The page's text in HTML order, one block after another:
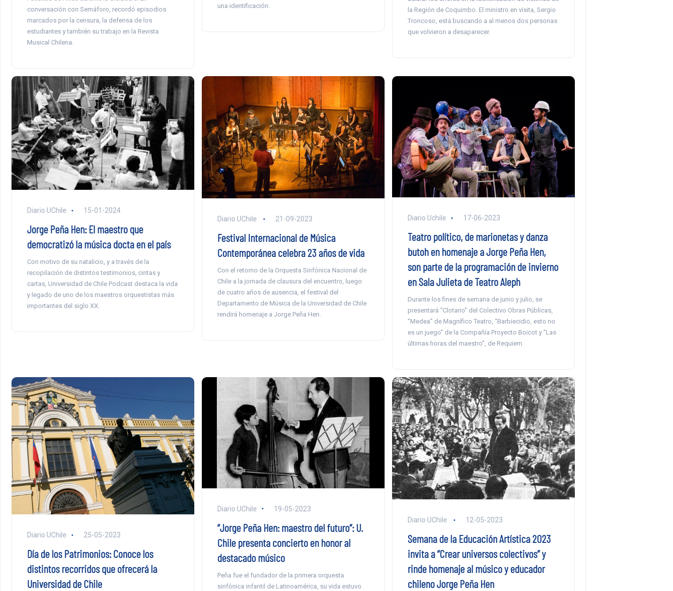
conversación con Semáforo, recordó episodios
marcados por la censura, la defensa de los
estudiantes y también su trabajo en la Revista
Musical Chilena.
una identificación.
la Región de Coquimbo. El ministro en visita, Sergio
Troncoso, está buscando a al menos dos personas
que volvieron a desaparecer.
Diario UChile 15-01-2024
Jorge Peña Hen: El maestro que
democratizó la música docta en el país
Con motivo de su natalicio, y a través de la
recopilación de distintos testimonios, cintas y
cartas, Universidad de Chile Podcast destaca la vida
y legado de uno de los maestros orquestistas más
importantes del siglo XX.
Diario UChile 21-09-2023
Festival Internacional de Música
Contemporánea celebra 23 años de vida
Con el retorno de la Orquesta Sinfónica Nacional de
Chile a la jornada de clausura del encuentro, luego
de cuatro años de ausencia, el festival del
Departamento de Música de la Universidad de Chile
rendirá homenaje a Jorge Peña Hen.
Diario Uchile 17-06-2023
Teatro político, de marionetas y danza
butoh en homenaje a Jorge Peña Hen,
son parte de la programación de invierno
en Sala Julieta de Teatro Aleph
Durante los fines de semana de junio y julio, se
presentará “Clotario” del Colectivo Obras Públicas,
“Medea” de Magnífico Teatro, “Barbiecidio, esto no
es un juego” de la Compañía Proyecto Boicot y “Las
últimas horas del maestro”, de Requiem.
Diario UChile 25-05-2023
Día de los Patrimonios: Conoce los
distintos recorridos que ofrecerá la
Universidad de Chile
Diario UChile 19-05-2023
“Jorge Peña Hen: maestro del futuro”: U.
Chile presenta concierto en honor al
destacado músico
Peña fue el fundador de la primera orquesta
sinfónica infantil de Latinoamérica, su vida estuvo
Diario UChile 12-05-2023
Semana de la Educación Artística 2023
invita a “Crear universos colectivos” y
rinde homenaje al músico y educador
chileno Jorge Peña Hen